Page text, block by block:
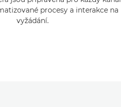
procesy a interakce na
vyžádání.